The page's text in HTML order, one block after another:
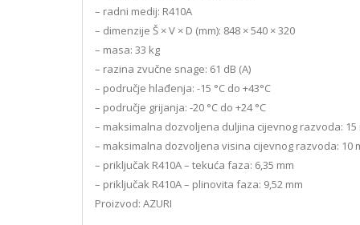
– radni medij: R410A
– dimenzije Š × V × D (mm): 848 × 540 × 320
– masa: 33 kg
– razina zvučne snage: 61 dB (A)
– područje hlađenja: -15 °C do +43°C
– područje grijanja: -20 °C do +24 °C
– maksimalna dozvoljena duljina cijevnog razvoda: 15
– maksimalna dozvoljena visina cijevnog razvoda: 10
– priključak R410A – tekuća faza: 6,35 mm
– priključak R410A – plinovita faza: 9,52 mm
Proizvod: AZURI